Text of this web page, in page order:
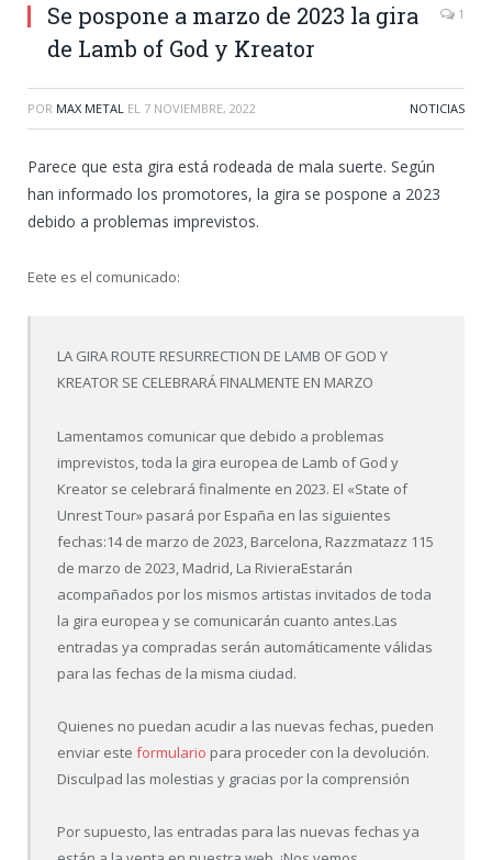
Se pospone a marzo de 2023 la gira
de Lamb of God y Kreator
1
POR MAX METAL EL 7 NOVIEMBRE, 2022 NOTICIAS
Parece que esta gira está rodeada de mala suerte. Según
han informado los promotores, la gira se pospone a 2023
debido a problemas imprevistos.
Eete es el comunicado:
LA GIRA ROUTE RESURRECTION DE LAMB OF GOD Y
KREATOR SE CELEBRARÁ FINALMENTE EN MARZO
Lamentamos comunicar que debido a problemas
imprevistos, toda la gira europea de Lamb of God y
Kreator se celebrará finalmente en 2023. El «State of
Unrest Tour» pasará por España en las siguientes
fechas:14 de marzo de 2023, Barcelona, Razzmatazz 115
de marzo de 2023, Madrid, La RivieraEstarán
acompañados por los mismos artistas invitados de toda
la gira europea y se comunicarán cuanto antes.Las
entradas ya compradas serán automáticamente válidas
para las fechas de la misma ciudad.
Quienes no puedan acudir a las nuevas fechas, pueden
enviar esteformulario para proceder con la devolución.
Disculpad las molestias y gracias por la comprensión
Por supuesto, las entradas para las nuevas fechas ya